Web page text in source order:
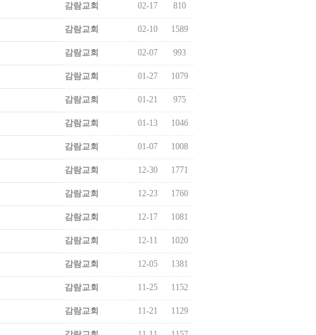
감람교회 02-17 810
감람교회 02-10 1589
감람교회 02-07 993
감람교회 01-27 1079
감람교회 01-21 975
감람교회 01-13 1046
감람교회 01-07 1008
감람교회 12-30 1771
감람교회 12-23 1760
감람교회 12-17 1081
감람교회 12-11 1020
감람교회 12-05 1381
감람교회 11-25 1152
감람교회 11-21 1129